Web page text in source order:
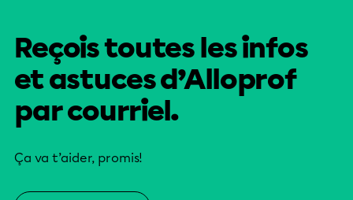
Reçois toutes les infos
et astuces d’Alloprof
par courriel.
Ça va t’aider, promis!